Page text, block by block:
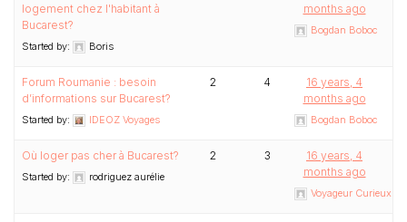
logement chez l'habitant à
Bucarest?
Started by: Boris
months ago
Bogdan Boboc
Forum Roumanie : besoin
d’informations sur Bucarest?
Started by: IDEOZ Voyages
2 4
16 years, 4
months ago
Bogdan Boboc
Où loger pas cher à Bucarest?
Started by: rodriguez aurélie
2 3
16 years, 4
months ago
Voyageur Curieux